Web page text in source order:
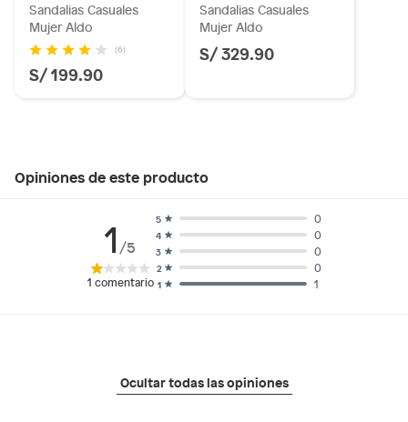
Sandalias Casuales
Mujer Aldo
(6)
S/ 199.90
Sandalias Casuales
Mujer Aldo
S/ 329.90
Opiniones de este producto
1 /5
1 comentario 1 1
2 0
3 0
4 0
5 0
Ocultar todas las opiniones